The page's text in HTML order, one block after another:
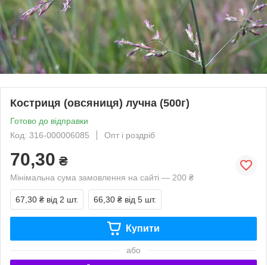
Костриця (овсяниця) лучна (500г)
Готово до відправки
Код: 316-000006085
Опт і роздріб
70,30 ₴
Мінімальна сума замовлення на сайті — 200 ₴
67,30 ₴ від 2 шт. 66,30 ₴ від 5 шт.
Купити
або